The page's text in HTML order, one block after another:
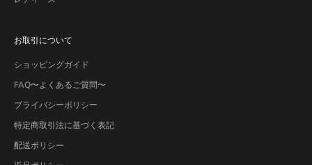
お取引について
ショッピングガイド
FAQ〜よくあるご質問〜
プライバシーポリシー
特定商取引法に基づく表記
配送ポリシー